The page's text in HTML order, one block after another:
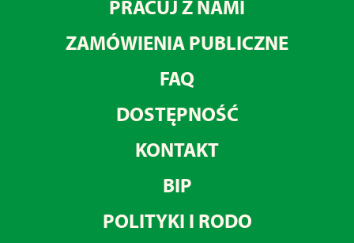
PRACUJ Z NAMI
ZAMÓWIENIA PUBLICZNE
FAQ
DOSTĘPNOŚĆ
KONTAKT
BIP
POLITYKI I RODO